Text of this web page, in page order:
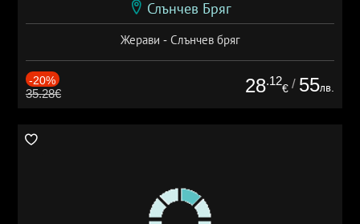
Слънчев Бряг
Жерави - Слънчев бряг
-20%
35.28€ 28.12
€ / 55лв.